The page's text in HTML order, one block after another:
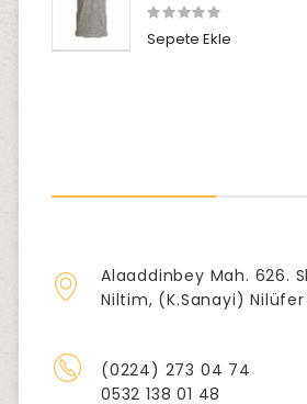
Sepete Ekle
Alaaddinbey Mah. 626.
Niltim, (K.Sanayi)
(0224) 273 04 74
0532 138 01 48